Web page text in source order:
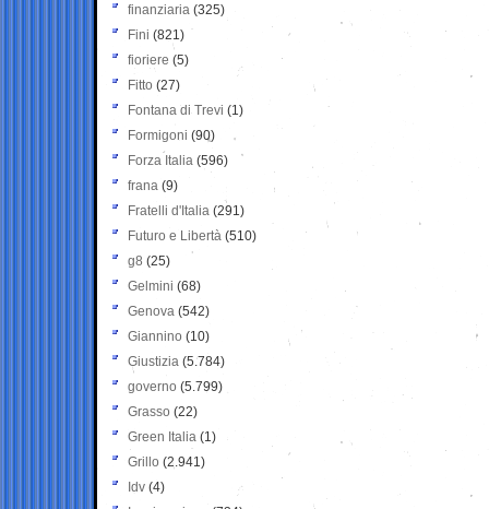
finanziaria (325)
Fini (821)
fioriere (5)
Fitto (27)
Fontana di Trevi (1)
Formigoni (90)
Forza Italia (596)
frana (9)
Fratelli d'Italia (291)
Futuro e Libertà (510)
g8 (25)
Gelmini (68)
Genova (542)
Giannino (10)
Giustizia (5.784)
governo (5.799)
Grasso (22)
Green Italia (1)
Grillo (2.941)
Idv (4)